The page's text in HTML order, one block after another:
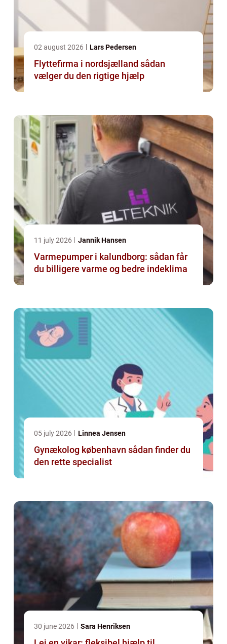
02 august 2026 Lars Pedersen
Flyttefirma i nordsjælland sådan
vælger du den rigtige hjælp
11 july 2026 Jannik Hansen
Varmepumper i kalundborg: sådan får
du billigere varme og bedre indeklima
05 july 2026 Linnea Jensen
Gynækolog københavn sådan finder du
den rette specialist
30 june 2026 Sara Henriksen